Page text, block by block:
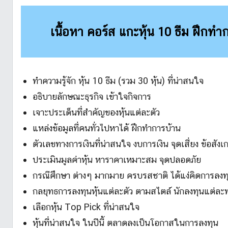
เนื้อหา คอร์ส แกะหุ้น 10 ธีม ฝึกทำ
ทำความรู้จัก หุ้น 10 ธีม (รวม 30 หุ้น) ที่น่าสนใจ
อธิบายลักษณะธุรกิจ เข้าใจกิจการ
เจาะประเด็นที่สำคัญของหุ้นแต่ละตัว
แหล่งข้อมูลที่คนทั่วไปหาได้ ฝึกทำการบ้าน
ตัวเลขทางการเงินที่น่าสนใจ งบการเงิน จุดเสี่ยง ข้อสังเ
ประเมินมูลค่าหุ้น หาราคาเหมาะสม จุดปลอดภัย
กรณีศึกษา ต่างๆ มากมาย ครบรสชาติ ได้แง่คิดการลง
กลยุทธการลงทุนหุ้นแต่ละตัว ตามสไตล์ นักลงทุนแต่ละ
เลือกหุ้น Top Pick ที่น่าสนใจ
หุ้นที่น่าสนใจ ในปีนี้ ตลาดลงเป็นโอกาสในการลงทุน